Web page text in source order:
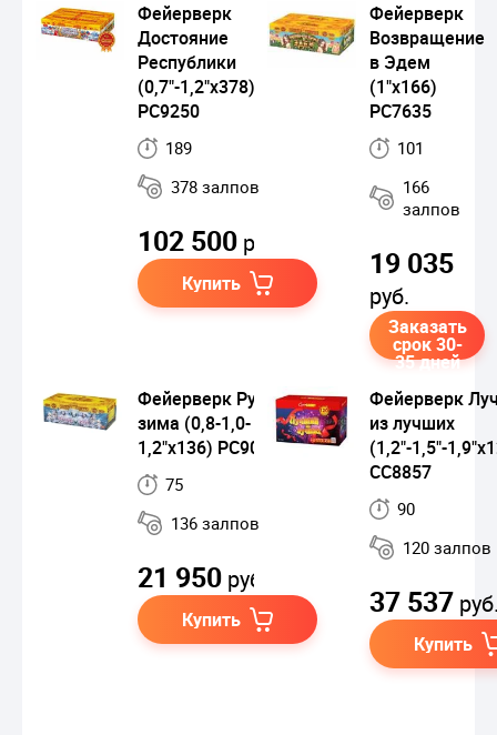
Фейерверк
Достояние
Республики
(0,7"-1,2"х378)
РС9250
189
378 залпов
102 500 руб.
Купить
Фейерверк
Возвращение
в Эдем
(1"х166)
РС7635
101
166
залпов
19 035
руб.
Заказать
срок 30-
35 дней
Фейерверк Русская
зима (0,8-1,0-
1,2"х136) РС9080
75
136 залпов
21 950 руб.
Купить
Фейерверк
из лучших
(1,2"-1,5"-
СС8857
90
120 залпов
37 537
Купить